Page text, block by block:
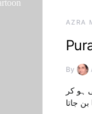
AZRA
By
ہو کر